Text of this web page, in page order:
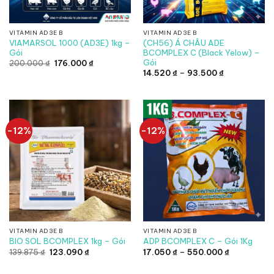
VITAMIN AD3E B
VIAMARSOL 1000 (AD3E) 1kg –
Gói
200.000₫ Giá
176.000₫Giá
VITAMIN AD3E B
(CH56) Á CHÂU ADE
BCOMPLEX C (Black Yelow) –
Gói
14.520₫ – 93.500₫Khoảng
đến
93.500 ₫
-12%
VITAMIN AD3E B
BIO SOL BCOMPLEX 1kg – Gói
139.875₫ Giá
gốc
123.090₫Giá
hiện
-12%
VITAMIN AD3E B
ADP BCOMPLEX C – Gói 1Kg
17.050₫ – 550.000₫Khoảng
giá: